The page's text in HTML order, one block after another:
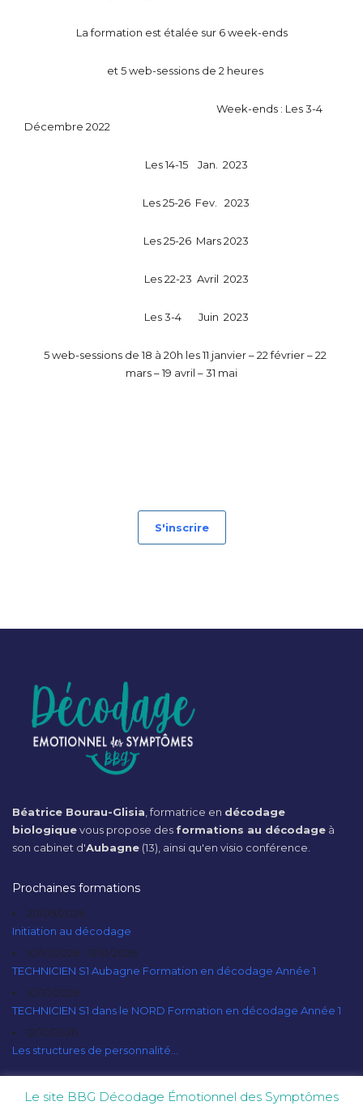
La formation est étalée sur 6 week-ends
et 5 web-sessions de 2 heures
Week-ends : Les 3-4
Décembre 2022
Les 14-15 Jan. 2023
Les 25-26 Fev. 2023
Les 25-26 Mars 2023
Les 22-23 Avril 2023
Les 3-4 Juin 2023
5 web-sessions de 18 à 20h les11 janvier – 22 février – 22
mars – 19 avril – 31 mai
S'inscrire
Béatrice Bourau-Glisia , formatrice en décodage
biologiquevous propose des formations au décodage à
son cabinet d'Aubagne (13), ainsi qu'en visio conférence.
Prochaines formations
20/09/2026
Initiation au décodage
10/10/2026 - 11/10/2026
TECHNICIEN S1 Aubagne Formation en décodage Année 1
10/10/2026
TECHNICIEN S1 dans le NORD Formation en décodage Année 1
12/10/2026
Les structures de personnalité...
Le site BBG Décodage Émotionnel des Symptômes